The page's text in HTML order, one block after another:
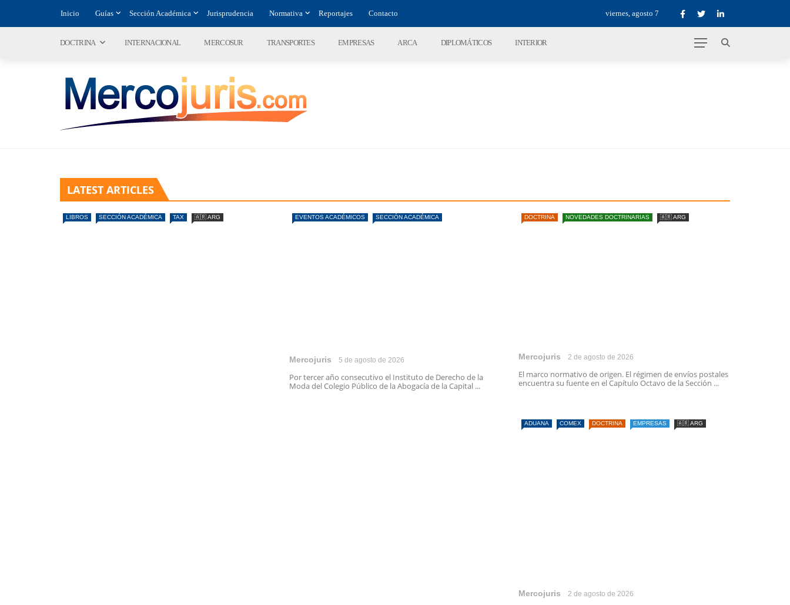
Inicio Guías Sección Académica Jurisprudencia Normativa Reportajes Contacto viernes, agosto 7
DOCTRINA INTERNACIONAL MERCOSUR TRANSPORTES EMPRESAS ARCA DIPLOMÁTICOS INTERIOR
LATEST ARTICLES
LIBROS SECCIÓN ACADÉMICA TAX 🇦🇷 ARG EVENTOS ACADÉMICOS SECCIÓN ACADÉMICA
Mercojuris 5 de agosto de 2026
Por tercer año consecutivo el Instituto de Derecho de la
Moda del Colegio Público de la Abogacía de la Capital ...
DOCTRINA NOVEDADES DOCTRINARIAS 🇦🇷 ARG
Mercojuris 2 de agosto de 2026
El marco normativo de origen. El régimen de envíos postales
encuentra su fuente en el Capítulo Octavo de la Sección ...
ADUANA COMEX DOCTRINA EMPRESAS 🇦🇷 ARG
Mercojuris 2 de agosto de 2026